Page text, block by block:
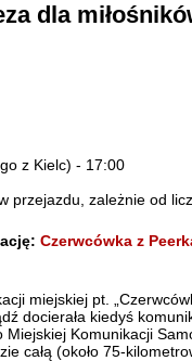
dla
z Kielc) - 17:00
przejazdu, zależnie od
Czerwcówka z
miejskiej pt.
docierała kiedyś
Komunikacji
całą (około 75-